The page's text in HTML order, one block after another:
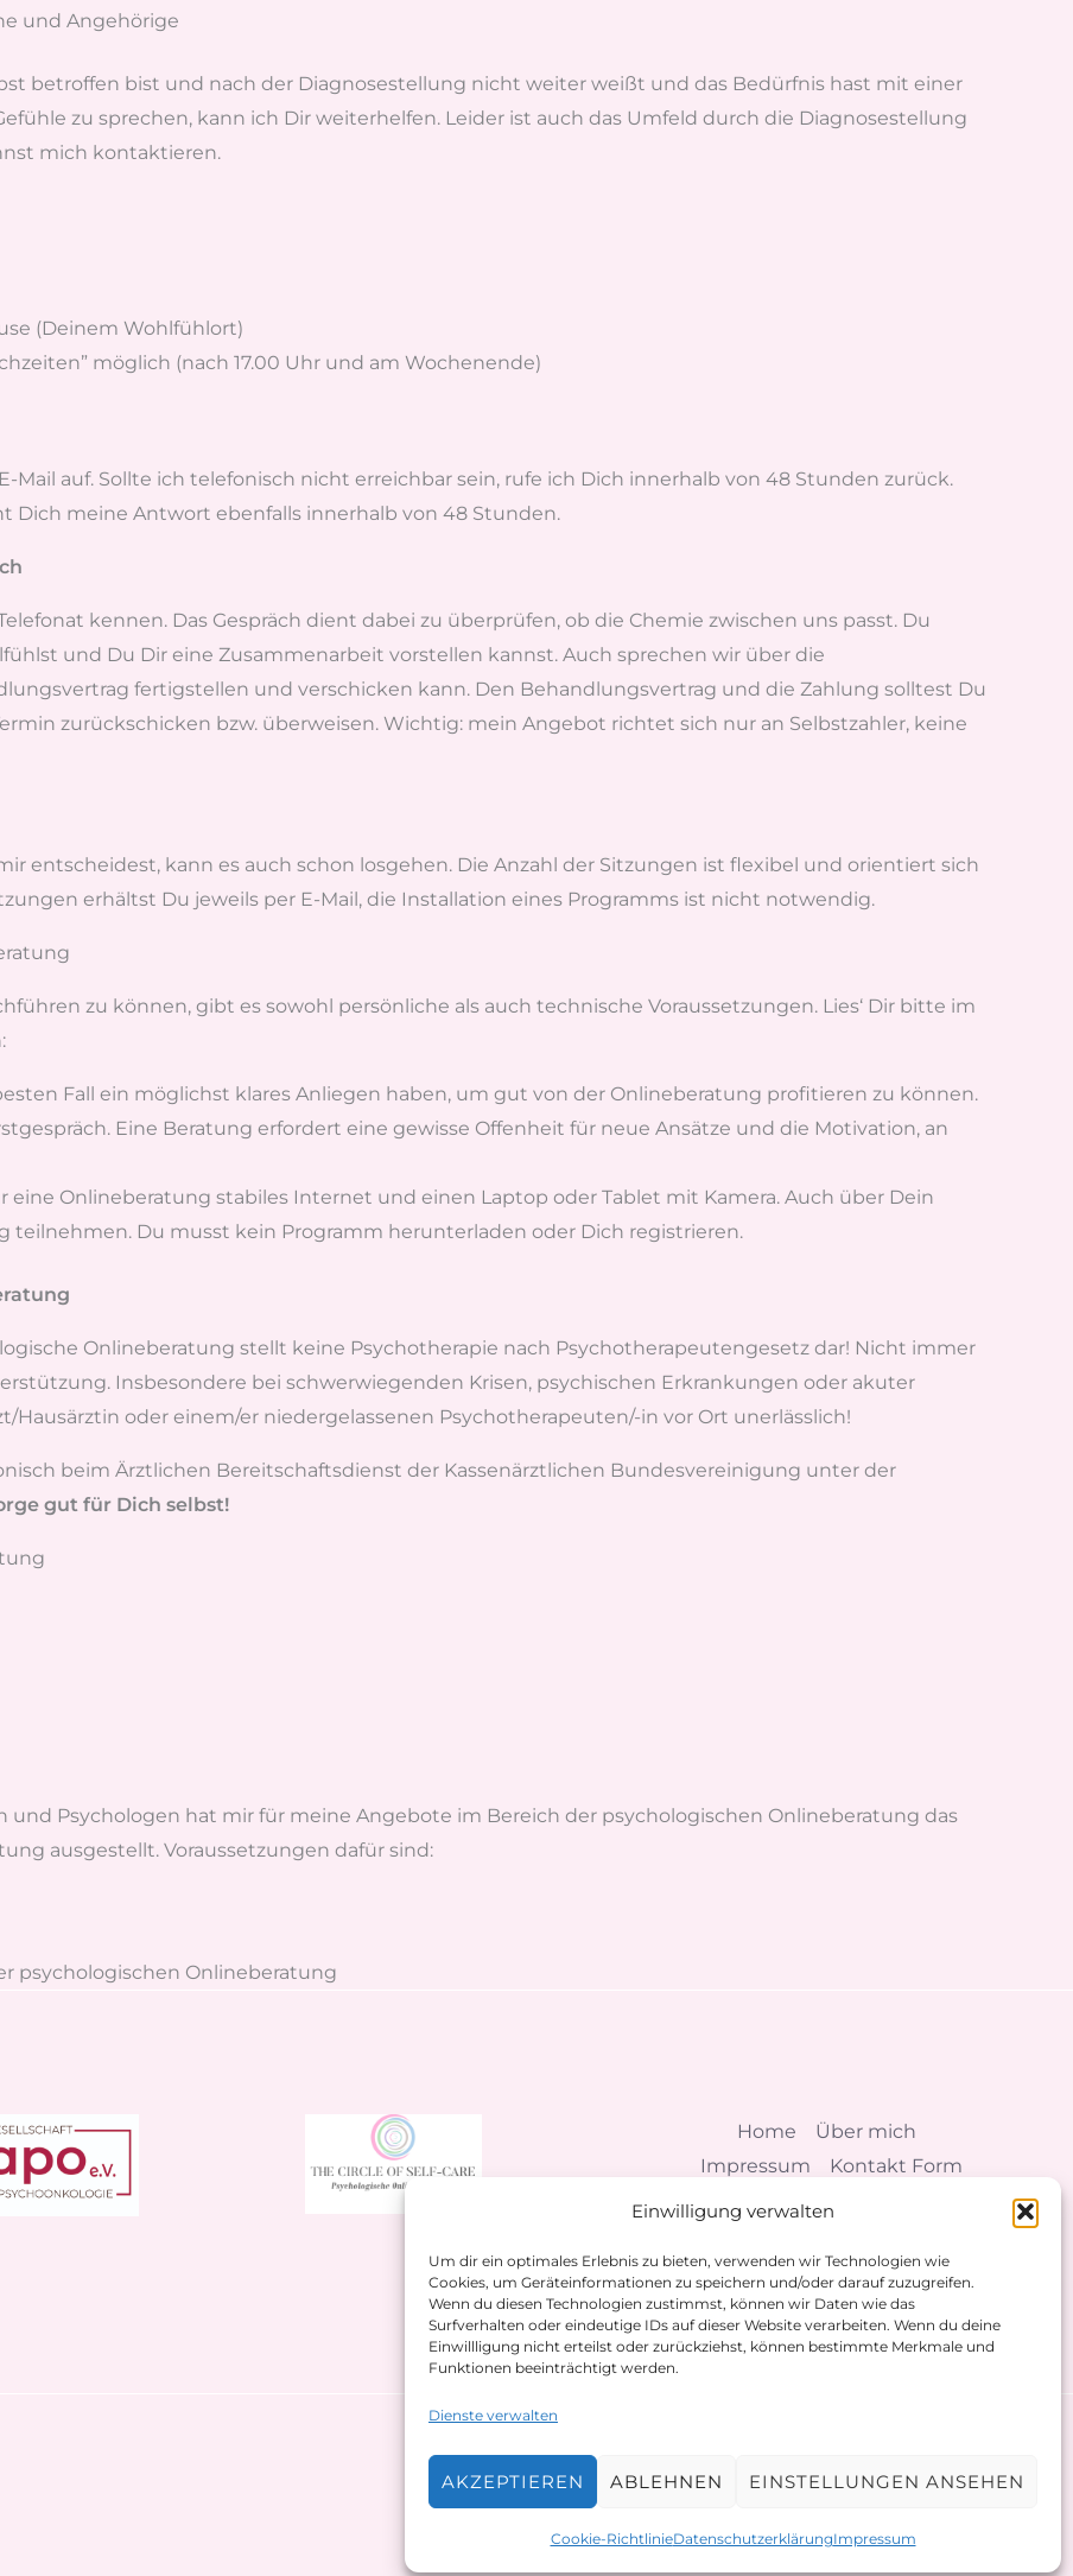
Einwilligung verwalten
Um dir ein optimales Erlebnis zu bieten, verwenden wir Technologien wie
Cookies, um Geräteinformationen zu speichern und/oder darauf zuzugreifen.
Wenn du diesen Technologien zustimmst, können wir Daten wie das
Surfverhalten oder eindeutige IDs auf dieser Website verarbeiten. Wenn du deine
Einwillligung nicht erteilst oder zurückziehst, können bestimmte Merkmale und
Funktionen beeinträchtigt werden.
Dienste verwalten
AKZEPTIEREN ABLEHNEN EINSTELLUNGEN ANSEHEN
Cookie-RichtlinieDatenschutzerklärungImpressum
und Angehörige
betroffen bist und nach der Diagnosestellung nicht weiter weißt und das Bedürfnis hast mit einer
zu sprechen, kann ich Dir weiterhelfen. Leider ist auch das Umfeld durch die Diagnosestellung
mich kontaktieren.
(Deinem Wohlfühlort)
möglich (nach 17.00 Uhr und am Wochenende)
Mail auf. Sollte ich telefonisch nicht erreichbar sein, rufe ich Dich innerhalb von 48 Stunden zurück.
Dich meine Antwort ebenfalls innerhalb von 48 Stunden.
kennen. Das Gespräch dient dabei zu überprüfen, ob die Chemie zwischen uns passt. Du
und Du Dir eine Zusammenarbeit vorstellen kannst. Auch sprechen wir über die
fertigstellen und verschicken kann. Den Behandlungsvertrag und die Zahlung solltest Du
zurückschicken bzw. überweisen. Wichtig: mein Angebot richtet sich nur an Selbstzahler, keine
entscheidest, kann es auch schon losgehen. Die Anzahl der Sitzungen ist flexibel und orientiert sich
erhältst Du jeweils per E-Mail, die Installation eines Programms ist nicht notwendig.
zu können, gibt es sowohl persönliche als auch technische Voraussetzungen. Lies‘ Dir bitte im
Fall ein möglichst klares Anliegen haben, um gut von der Onlineberatung profitieren zu können.
Eine Beratung erfordert eine gewisse Offenheit für neue Ansätze und die Motivation, an
eine Onlineberatung stabiles Internet und einen Laptop oder Tablet mit Kamera. Auch über Dein
teilnehmen. Du musst kein Programm herunterladen oder Dich registrieren.
Onlineberatung stellt keine Psychotherapie nach Psychotherapeutengesetz dar! Nicht immer
Insbesondere bei schwerwiegenden Krisen, psychischen Erkrankungen oder akuter
Hausärztin oder einem/er niedergelassenen Psychotherapeuten/-in vor Ort unerlässlich!
beim Ärztlichen Bereitschaftsdienst der Kassenärztlichen Bundesvereinigung unter der
gut für Dich selbst!
und Psychologen hat mir für meine Angebote im Bereich der psychologischen Onlineberatung das
ausgestellt. Voraussetzungen dafür sind:
psychologischen Onlineberatung
Home
Über mich
Impressum
Kontakt Form
AGBs
Cookie-Richtlinie (EU)
Powered by Praxis Ackbarkhan